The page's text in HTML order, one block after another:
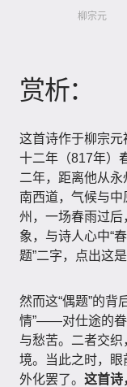
柳宗元
赏析：
这首诗作于柳宗元
十二年（817年）
二年，距离他从
南西道，气候与
州，一场春雨过
象，与诗人心中“
题”二字，点出这
然而这“偶题”的背
情”——对仕途的
与愁苦。二者交织
境。当此之时，眼
外化罢了。 这首诗